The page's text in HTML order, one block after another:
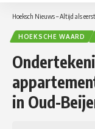
Hoeksch Nieuws – Altijd als
HOEKSCHE WAARD
in Oud-